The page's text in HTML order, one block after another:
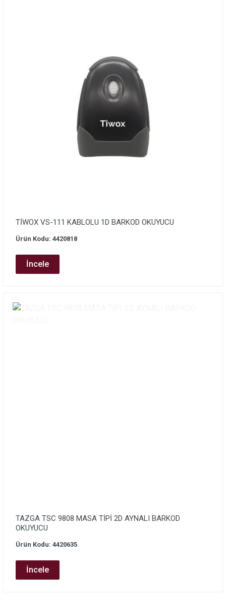
TİWOX VS-111 KABLOLU 1D BARKOD OKUYUCU
Ürün Kodu: 4420818
İncele
TAZGA TSC 9808 MASA TİPİ 2D AYNALI BARKOD
OKUYUCU
Ürün Kodu: 4420635
İncele